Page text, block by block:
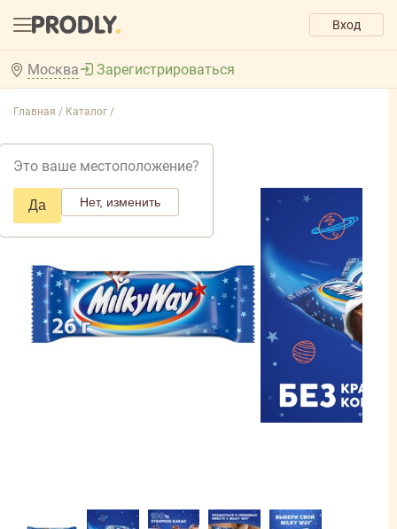
Вход
Москва
Это ваше местоположение?
Да Нет, изменить
Зарегистрироваться
Главная / Каталог /